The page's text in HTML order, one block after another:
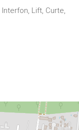
Interfon, Lift, Curte,